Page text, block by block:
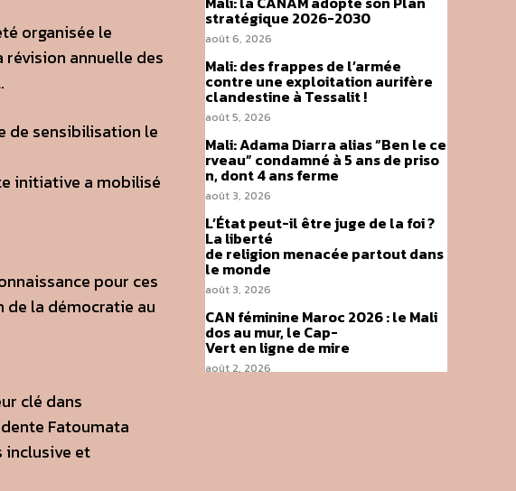
organisée le
révision annuelle des
de sensibilisation le
initiative a mobilisé
pour ces
la démocratie au
clé dans
Fatoumata
inclusive et
stratégique 2026-2030
août 6, 2026
Mali: des frappes de l’armée
contre une exploitation aurifère
clandestine à Tessalit !
août 5, 2026
Mali: Adama Diarra alias “Ben le ce
rveau” condamné à 5 ans de priso
n, dont 4 ans ferme
août 3, 2026
L’État peut-il être juge de la foi ?
La liberté
de religion menacée partout dans
le monde
août 3, 2026
CAN féminine Maroc 2026 : le Mali
dos au mur, le Cap-
Vert en ligne de mire
août 2, 2026